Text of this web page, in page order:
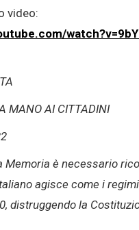
video:
MANO AI CITTADINI
Memoria è necessario
agisce come i regimi
distruggendo la